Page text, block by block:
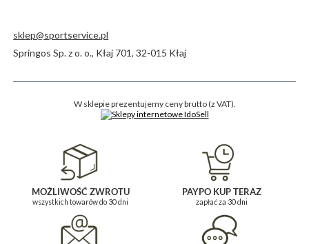
sklep@sportservice.pl
Springos Sp. z o. o., Kłaj 701,32-015 Kłaj
W sklepie prezentujemy ceny brutto (z VAT).
MOŻLIWOŚĆ ZWROTU
wszystkich towarów do 30 dni
PAYPO KUP TERAZ
zapłać za 30 dni